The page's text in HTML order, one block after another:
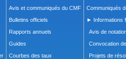
Avis et communiqués du CMF
Bulletins officiels
Rapports annuels
Guides
Courbes des taux
Communiqués
► Informations
Avis de
Convocation
Projets de